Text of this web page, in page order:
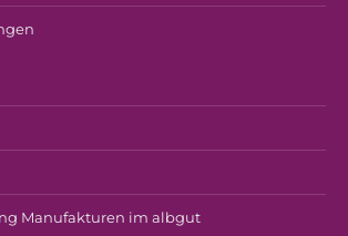
Manufakturen im albgut